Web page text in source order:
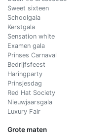
Sweet sixteen
Schoolgala
Kerstgala
Sensation white
Examen gala
Prinses Carnaval
Bedrijfsfeest
Haringparty
Prinsjesdag
Red Hat Society
Nieuwjaarsgala
Luxury Fair
Grote maten